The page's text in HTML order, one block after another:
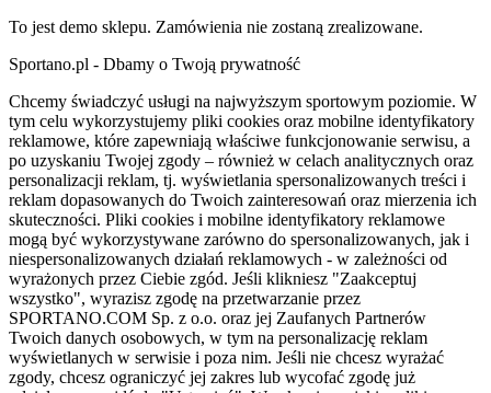
To jest demo sklepu. Zamówienia nie zostaną zrealizowane.
Sportano.pl - Dbamy o Twoją prywatność
Chcemy świadczyć usługi na najwyższym sportowym poziomie. W
tym celu wykorzystujemy pliki cookies oraz mobilne identyfikatory
reklamowe, które zapewniają właściwe funkcjonowanie serwisu, a
po uzyskaniu Twojej zgody – również w celach analitycznych oraz
personalizacji reklam, tj. wyświetlania spersonalizowanych treści i
reklam dopasowanych do Twoich zainteresowań oraz mierzenia ich
skuteczności. Pliki cookies i mobilne identyfikatory reklamowe
mogą być wykorzystywane zarówno do spersonalizowanych, jak i
niespersonalizowanych działań reklamowych - w zależności od
wyrażonych przez Ciebie zgód. Jeśli klikniesz "Zaakceptuj
wszystko", wyrazisz zgodę na przetwarzanie przez
SPORTANO.COM Sp. z o.o. oraz jej Zaufanych Partnerów
Twoich danych osobowych, w tym na personalizację reklam
wyświetlanych w serwisie i poza nim. Jeśli nie chcesz wyrażać
zgody, chcesz ograniczyć jej zakres lub wycofać zgodę już